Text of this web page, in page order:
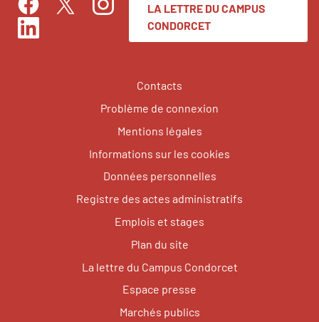
FacebookTwitterInstagram
LinkedIn
LA LETTRE DU CAMPUS
CONDORCET
Contacts
Problème de connexion
Mentions légales
Informations sur les cookies
Données personnelles
Registre des actes administratifs
Emplois et stages
Plan du site
La lettre du Campus Condorcet
Espace presse
Marchés publics